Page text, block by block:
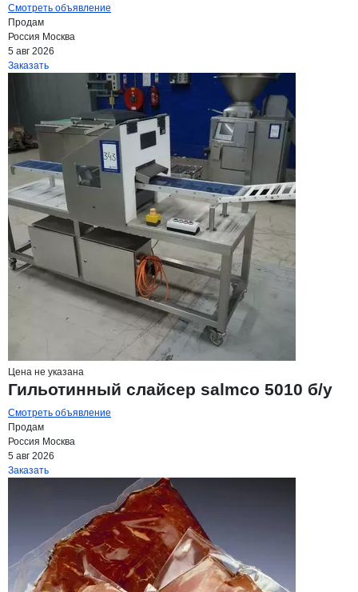
Смотреть объявление
Продам
Россия Москва
5 авг 2026
Заказать
Цена не указана
Гильотинный слайсер salmco 5010 б/у
Смотреть объявление
Продам
Россия Москва
5 авг 2026
Заказать